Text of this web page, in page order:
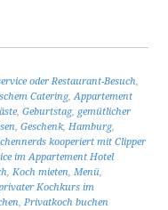
oder Restaurant-Besuch,
Catering,Appartement
,Geburtstag, gemütlicher
,Geschenk,Hamburg,
kooperiert mit Clipper
im Appartement Hotel
,Koch mieten,Menü,
Kochkurs im
,Privatkoch buchen